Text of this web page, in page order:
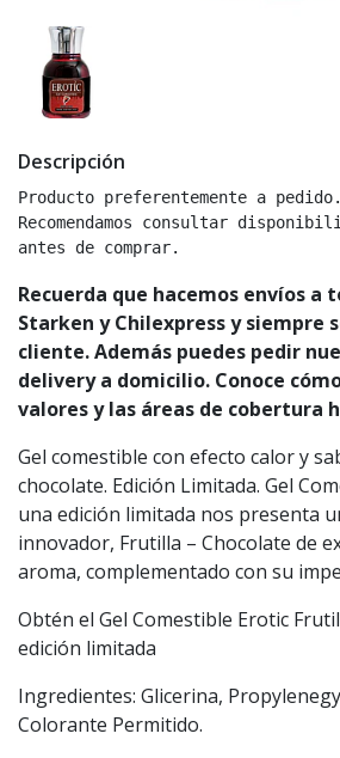
Descripción
Producto preferentemente a pedido.
Recomendamos consultar
antes de comprar.
Recuerda que hacemos envíos a
Starken y Chilexpress y siempre
cliente. Además puedes pedir
delivery a domicilio. Conoce
valores y las áreas de cobertura
Gel comestible con efecto calor y
chocolate. Edición Limitada. Gel
una edición limitada nos presenta
innovador, Frutilla – Chocolate de
aroma, complementado con su
Obtén el Gel Comestible Erotic
edición limitada
Ingredientes: Glicerina,
Colorante Permitido.